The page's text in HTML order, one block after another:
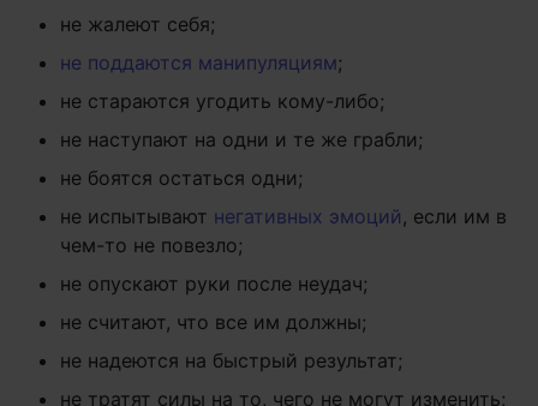
не жалеют себя;
не поддаются манипуляциям;
не стараются угодить кому-либо;
не наступают на одни и те же грабли;
не боятся остаться одни;
не испытывают негативных эмоций , если им в
чем-то не повезло;
не опускают руки после неудач;
не считают, что все им должны;
не надеются на быстрый результат;
не тратят силы на то, чего не могут изменить;